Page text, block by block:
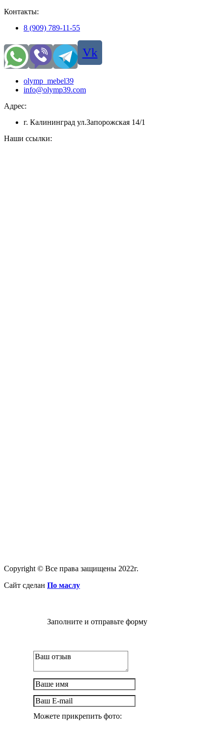
Контакты:
8 (909) 789-11-55
Vk
olymp_mebel39
info@olymp39.com
Адрес:
г. Калининград ул.Запорожская 14/1
Наши ссылки:
Copyright © Все права защищены 2022г.
Сайт сделан По маслу
Заполните и отправьте форму
Можете прикрепить фото: